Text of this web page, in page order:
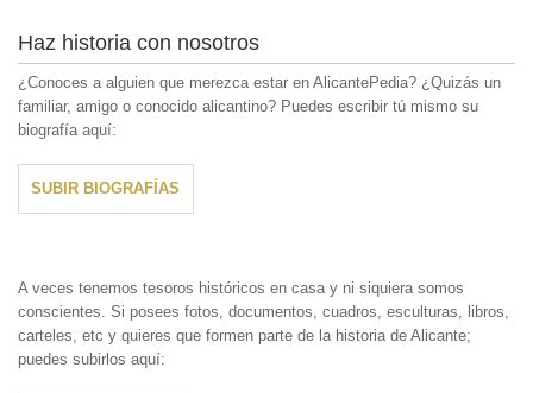
Haz historia con nosotros
¿Conoces a alguien que merezca estar en AlicantePedia? ¿Quizás un
familiar, amigo o conocido alicantino? Puedes escribir tú mismo su
biografía aquí:
SUBIR BIOGRAFÍAS
A veces tenemos tesoros históricos en casa y ni siquiera somos
conscientes. Si posees fotos, documentos, cuadros, esculturas, libros,
carteles, etc y quieres que formen parte de la historia de Alicante;
puedes subirlos aquí: